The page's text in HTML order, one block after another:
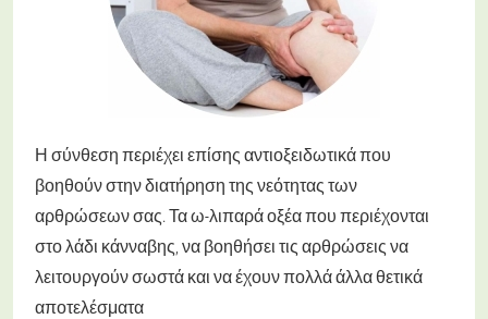
Η σύνθεση περιέχει επίσης αντιοξειδωτικά που
βοηθούν στην διατήρηση της νεότητας των
αρθρώσεων σας. Τα ω-λιπαρά οξέα που περιέχονται
στο λάδι κάνναβης, να βοηθήσει τις αρθρώσεις να
λειτουργούν σωστά και να έχουν πολλά άλλα θετικά
αποτελέσματα